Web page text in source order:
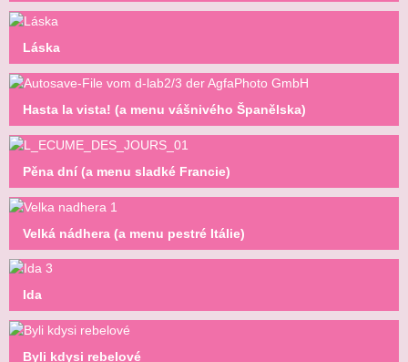
Láska
Hasta la vista! (a menu vášnivého Španělska)
Pěna dní (a menu sladké Francie)
Velká nádhera (a menu pestré Itálie)
Ida
Byli kdysi rebelové